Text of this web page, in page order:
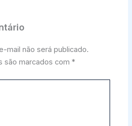
mail não será publicado.
são marcados com*